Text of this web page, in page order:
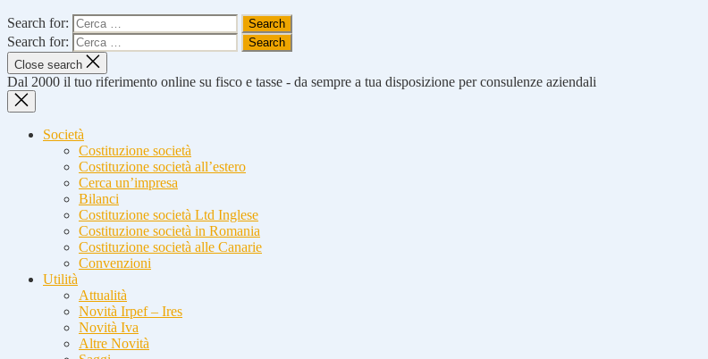
Search for:
Search for:
Close search
Dal 2000 il tuo riferimento online su fisco e tasse - da sempre a tua disposizione per consulenze aziendali
Società
Costituzione società
Costituzione società all’estero
Cerca un’impresa
Bilanci
Costituzione società Ltd Inglese
Costituzione società in Romania
Costituzione società alle Canarie
Convenzioni
Utilità
Attualità
Novità Irpef – Ires
Novità Iva
Altre Novità